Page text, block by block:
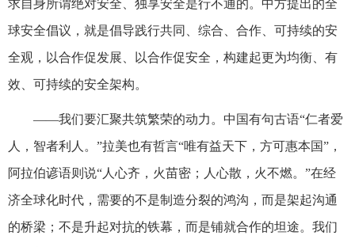
求自身所谓绝对安全、独享安全是行不通的。中方提出的全
球安全倡议，就是倡导践行共同、综合、合作、可持续的安
全观，以合作促发展、以合作促安全，构建起更为均衡、有
效、可持续的安全架构。
——我们要汇聚共筑繁荣的动力。中国有句古语“仁者爱
人，智者利人。”拉美也有哲言“唯有益天下，方可惠本国”，
阿拉伯谚语则说“人心齐，火苗密；人心散，火不燃。”在经
济全球化时代，需要的不是制造分裂的鸿沟，而是架起沟通
的桥梁；不是升起对抗的铁幕，而是铺就合作的坦途。我们